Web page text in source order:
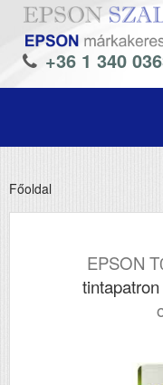
+36 1 340
Főoldal
EPSON